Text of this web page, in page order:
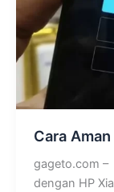
Cara
gageto.com –
dengan HP